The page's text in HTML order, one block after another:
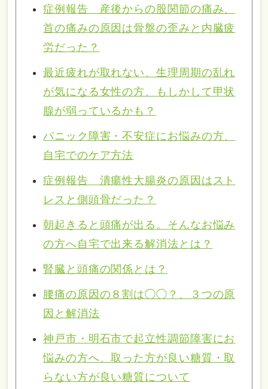
症例報告 産後からの股関節の痛み、
首の痛みの原因は骨盤の歪みと内臓疲
労だった？
最近疲れが取れない、生理周期の乱れ
が気になる女性の方、もしかして甲状
腺が弱っているかも？
パニック障害・不安症にお悩みの方、
自宅でのケア方法
症例報告 潰瘍性大腸炎の原因はスト
レスと側頭骨だった？
朝起きると頭痛が出る。そんなお悩み
の方へ自宅で出来る解消法とは？
腎臓と頭痛の関係とは？
腰痛の原因の８割は◯◯？、３つの原
因と解消法
神戸市・明石市で起立性調節障害にお
悩みの方へ、取った方が良い糖質・取
らない方が良い糖質について